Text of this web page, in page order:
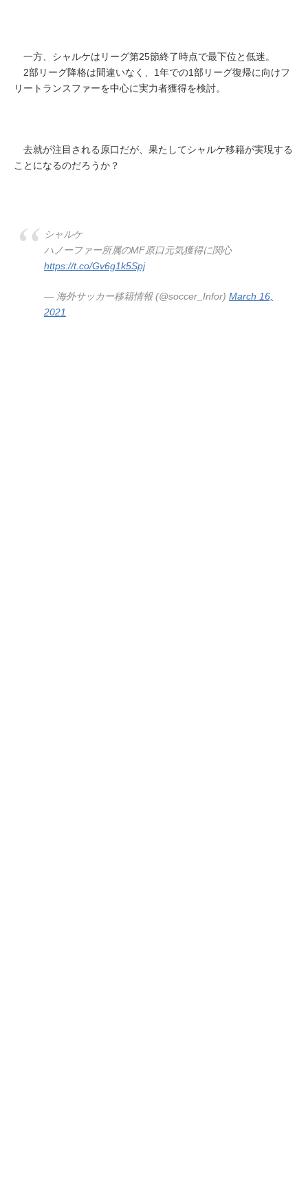
一方、シャルケはリーグ第25節終了時点で最下位と低迷。
2部リーグ降格は間違いなく、1年での1部リーグ復帰に向けフ
リートランスファーを中心に実力者獲得を検討。
去就が注目される原口だが、果たしてシャルケ移籍が実現する
ことになるのだろうか？
シャルケ
ハノーファー所属のMF原口元気獲得に関心
https://t.co/Gv6g1k5Spj
— 海外サッカー移籍情報 (@soccer_Infor) March 16,
2021